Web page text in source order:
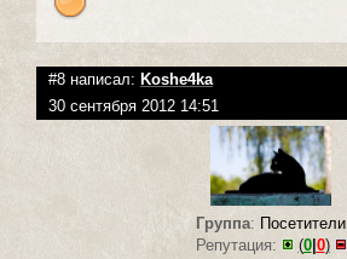
#8 написал: Koshe4ka
30 сентября 2012 14:51
Группа: Посетители
Репутация:
(0| 0)